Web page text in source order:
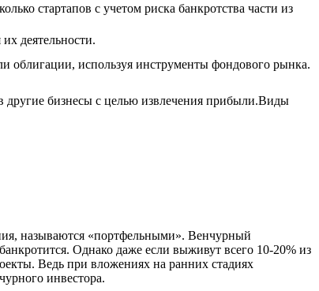
стартапов с учетом риска банкротства части из
деятельности.
облигации, используя инструменты фондового рынка.
другие бизнесы с целью извлечения прибыли.Виды
называются «портфельными». Венчурный
Однако даже если выживут всего 10-20% из
Ведь при вложениях на ранних стадиях
инвестора.